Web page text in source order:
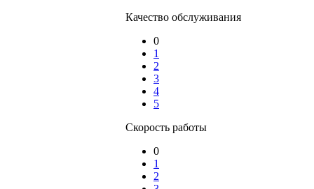
Качество обслуживания
0
1
2
3
4
5
Скорость работы
0
1
2